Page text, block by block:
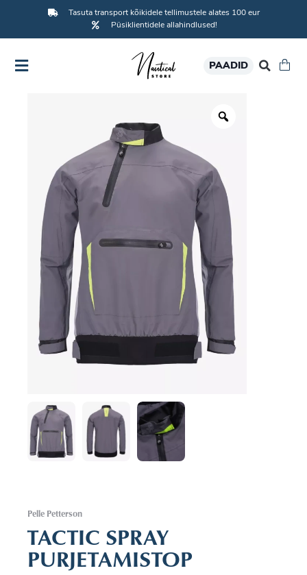
Tasuta transport kõikidele tellimustele alates 100 eur
Püsiklientidele allahindlused!
PAADID
Pelle Petterson
TACTIC SPRAY
PURJETAMISTOP